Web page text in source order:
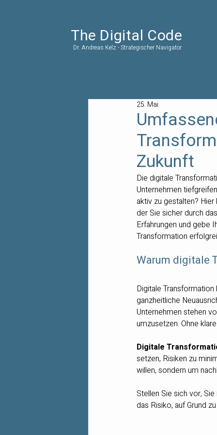
The Digital Code
Dr. Andreas Kelz - Strategischer Navigator
Zukunft
25. Mai
Die digitale
Unternehmen
aktiv zu gestalten?
der Sie sicher durch
Erfahrungen und gebe
Transformation
Warum digitale
Digitale
ganzheitliche
Unternehmen stehen
umzusetzen. Ohne
Digitale
setzen, Risiken zu
willen, sondern um
Stellen Sie sich vor,
das Risiko, auf Grund